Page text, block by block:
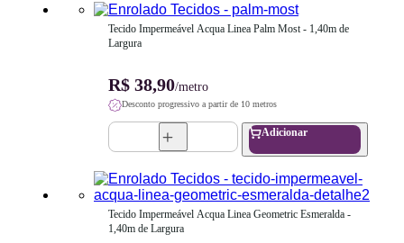
Tecido Impermeável Acqua Linea Palm Most - 1,40m de
Largura
R$ 38,90/metro
Desconto progressivo a partir de 10 metros
Adicionar
Tecido Impermeável Acqua Linea Geometric Esmeralda -
1,40m de Largura